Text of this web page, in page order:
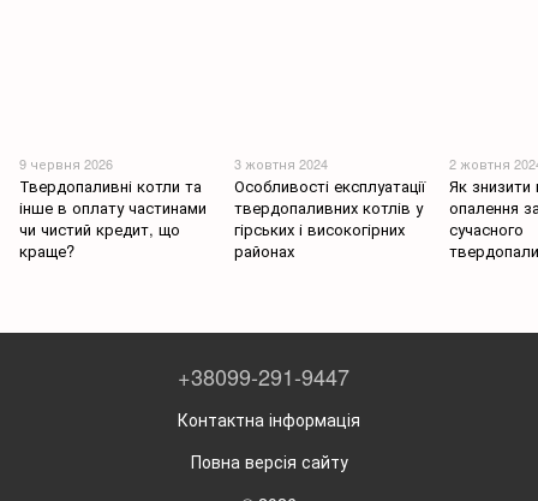
9 червня 2026
Твердопаливні котли та
інше в оплату частинами
чи чистий кредит, що
краще?
3 жовтня 2024
Особливості експлуатації
твердопаливних котлів у
гірських і високогірних
районах
2 жовтня
Як знизити
опалення
сучасного
+38099-291-9447
Контактна інформація
Повна версія сайту